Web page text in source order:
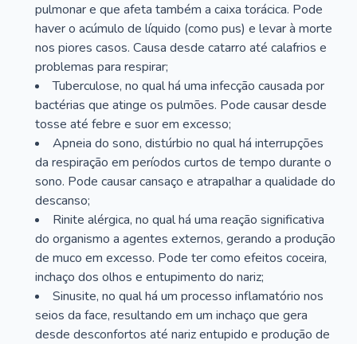
pulmonar e que afeta também a caixa torácica. Pode
haver o acúmulo de líquido (como pus) e levar à morte
nos piores casos. Causa desde catarro até calafrios e
problemas para respirar;
Tuberculose, no qual há uma infecção causada por
bactérias que atinge os pulmões. Pode causar desde
tosse até febre e suor em excesso;
Apneia do sono, distúrbio no qual há interrupções
da respiração em períodos curtos de tempo durante o
sono. Pode causar cansaço e atrapalhar a qualidade do
descanso;
Rinite alérgica, no qual há uma reação significativa
do organismo a agentes externos, gerando a produção
de muco em excesso. Pode ter como efeitos coceira,
inchaço dos olhos e entupimento do nariz;
Sinusite, no qual há um processo inflamatório nos
seios da face, resultando em um inchaço que gera
desde desconfortos até nariz entupido e produção de